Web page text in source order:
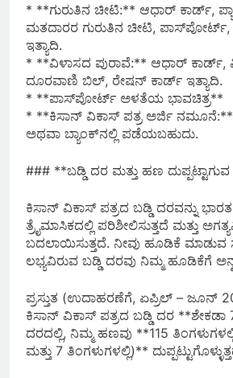
* **ಗುರುತಿನ ಚೀಟಿ:** ಆಧಾರ್ ಕಾರ್ಡ್,
ಮತದಾರರ ಗುರುತಿನ ಚೀಟಿ, ಪಾಸ್‌ಪೋರ್ಟ್,
ಇತ್ಯಾದಿ.
* **ವಿಳಾಸದ ಪುರಾವೆ:** ಆಧಾರ್ ಕಾರ್ಡ್,
ದೂರವಾಣಿ ಬಿಲ್, ರೇಷನ್ ಕಾರ್ಡ್ ಇತ್ಯಾದಿ.
* **ಪಾಸ್‌ಪೋರ್ಟ್ ಅಳತೆಯ ಭಾವಚಿತ್ರ**
* **ಕಿಸಾನ್ ವಿಕಾಸ್ ಪತ್ರ ಅರ್ಜಿ ನಮೂನೆ:**
ಅಥವಾ ಬ್ಯಾಂಕ್‌ನಲ್ಲಿ ಪಡೆಯಬಹುದು.
### **ಬಡ್ಡಿ ದರ ಮತ್ತು ಹಣ
ಕಿಸಾನ್ ವಿಕಾಸ್ ಪತ್ರದ ಬಡ್ಡಿ ದರವನ್ನು ಭಾರತ
ತ್ರೈಮಾಸಿಕದಲ್ಲಿ ಪರಿಶೀಲಿಸುತ್ತದೆ ಮತ್ತು
ಬದಲಾಯಿಸುತ್ತದೆ. ನೀವು ಹೂಡಿಕೆ
ಲಭ್ಯವಿರುವ ಬಡ್ಡಿ ದರವು ನಿಮ್ಮ ಹೂಡಿಕೆಗೆ
ಪ್ರಸ್ತುತ (ಉದಾಹರಣೆಗೆ, ಏಪ್ರಿಲ್ – ಜೂನ್
ಕಿಸಾನ್ ವಿಕಾಸ್ ಪತ್ರದ ಬಡ್ಡಿ ದರ
ದರದಲ್ಲಿ, ನಿಮ್ಮ ಹಣವು **115
ಮತ್ತು 7 ತಿಂಗಳುಗಳಲ್ಲಿ)**